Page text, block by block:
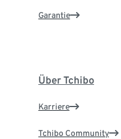
Garantie
Über Tchibo
Karriere
Tchibo Community